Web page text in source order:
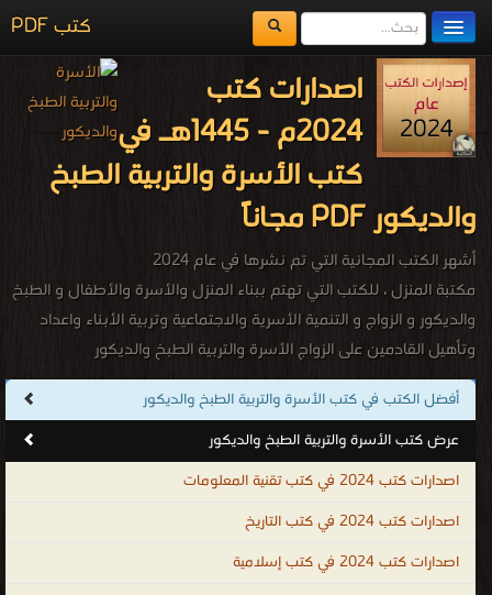
كتب PDF
مكتبة الكتب
المكتبات
يُقرأ حالياً
الفهرس
اصدارات كتب
2024م - 1445هـ في
كتب الأسرة والتربية الطبخ
والديكور PDF مجاناً
أشهر الكتب المجانية التي تم نشرها في عام 2024
مكتبة المنزل ، للكتب التي تهتم ببناء المنزل والأسرة والأطفال و الطبخ
والديكور و الزواج و التنمية الأسرية والاجتماعية وتربية الأبناء واعداد
وتأهيل القادمين على الزواج الأسرة والتربية الطبخ والديكور
.
أفضل الكتب في كتب الأسرة والتربية الطبخ والديكور
عرض كتب الأسرة والتربية الطبخ والديكور
اصدارات كتب 2024 في كتب تقنية المعلومات
اصدارات كتب 2024 في كتب التاريخ
اصدارات كتب 2024 في كتب إسلامية